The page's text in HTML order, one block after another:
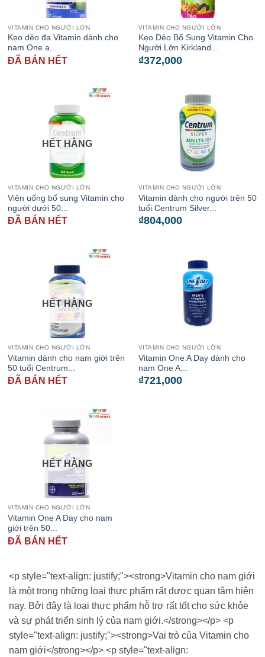
VITAMIN CHO NGƯỜI LỚN
Kẹo dẻo đa Vitamin dành cho
nam One a...
ĐÃ BÁN HẾT
VITAMIN CHO NGƯỜI LỚN
Kẹo Dẻo Bổ Sung Vitamin Cho
Người Lớn Kirkland...
₫372,000
HẾT HÀNG
VITAMIN CHO NGƯỜI LỚN
Viên uống bổ sung Vitamin cho
người dưới 50...
ĐÃ BÁN HẾT
VITAMIN CHO NGƯỜI LỚN
Vitamin dành cho người trên 50
tuổi Centrum Silver...
₫804,000
HẾT HÀNG
VITAMIN CHO NGƯỜI LỚN
Vitamin dành cho nam giới trên
50 tuổi Centrum...
ĐÃ BÁN HẾT
VITAMIN CHO NGƯỜI LỚN
Vitamin One A Day dành cho
nam One A...
₫721,000
HẾT HÀNG
VITAMIN CHO NGƯỜI LỚN
Vitamin One A Day cho nam
giới trên 50...
ĐÃ BÁN HẾT
<p style="text-align: justify;"><strong>Vitamin cho nam giới
là một trong những loại thực phẩm rất được quan tâm hiện
nay. Bởi đây là loại thực phẩm hỗ trợ rất tốt cho sức khỏe
và sự phát triển sinh lý của nam giới.</strong></p> <p
style="text-align: justify;"><strong>Vai trò của Vitamin cho
nam giới</strong></p> <p style="text-align: